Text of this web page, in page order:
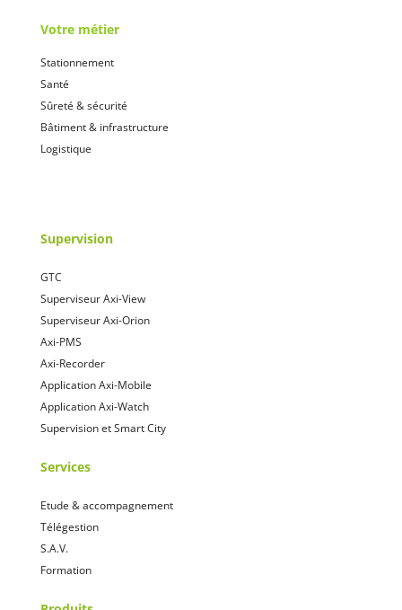
Votre métier
Stationnement
Santé
Sûreté & sécurité
Bâtiment & infrastructure
Logistique
Supervision
GTC
Superviseur Axi-View
Superviseur Axi-Orion
Axi-PMS
Axi-Recorder
Application Axi-Mobile
Application Axi-Watch
Supervision et Smart City
Services
Etude & accompagnement
Télégestion
S.A.V.
Formation